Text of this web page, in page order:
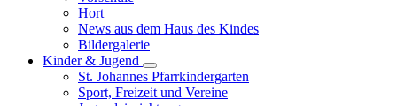
Hort
News aus dem Haus des Kindes
Bildergalerie
Kinder & Jugend
St. Johannes Pfarrkindergarten
Sport, Freizeit und Vereine